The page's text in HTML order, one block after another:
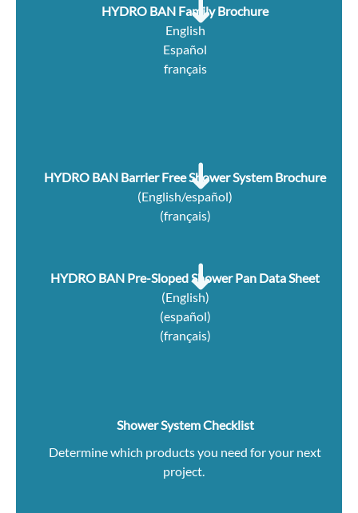
HYDRO BAN Family Brochure
English
Español
français
HYDRO BAN Barrier Free Shower System Brochure
(English/español)
(français)
HYDRO BAN Pre-Sloped Shower Pan Data Sheet
(English)
(español)
(français)
Shower System Checklist
Determine which products you need for your next
project.